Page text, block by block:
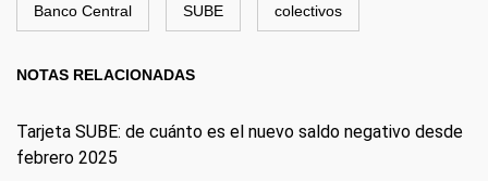
Banco Central SUBE colectivos
NOTAS RELACIONADAS
Tarjeta SUBE: de cuánto es el nuevo saldo negativo desde
febrero 2025